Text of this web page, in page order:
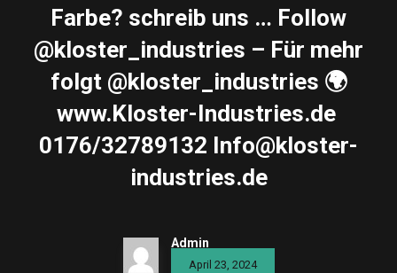
Farbe? schreib uns … Follow
@kloster_industries – Für mehr
folgt @kloster_industries 🌍
www.Kloster-Industries.de ️
0176/32789132 Info@kloster-
industries.de
Admin
April 23, 2024